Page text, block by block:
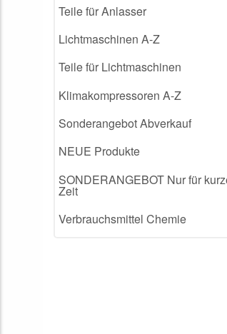
Teile für Anlasser
Lichtmaschinen A-Z
Teile für Lichtmaschinen
Klimakompressoren A-Z
Sonderangebot Abverkauf
NEUE Produkte
SONDERANGEBOT Nur für
Zeit
Verbrauchsmittel Chemie